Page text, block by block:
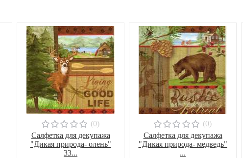
(0)
Салфетка для декупажа
"Дикая природа- олень"
33...
(0)
Салфетка для декупажа
"Дикая природа- медведь"
...